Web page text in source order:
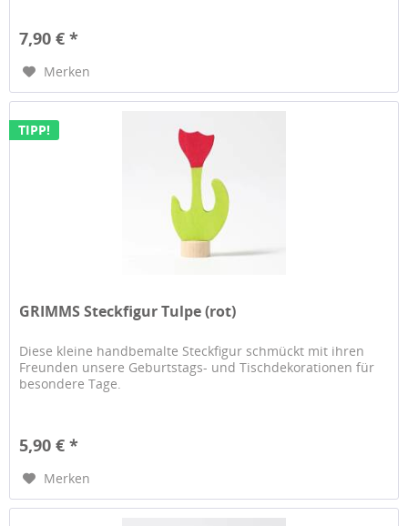
7,90 € *
Merken
TIPP!
GRIMMS Steckfigur Tulpe (rot)
Diese kleine handbemalte Steckfigur schmückt mit ihren
Freunden unsere Geburtstags- und Tischdekorationen für
besondere Tage.
5,90 € *
Merken